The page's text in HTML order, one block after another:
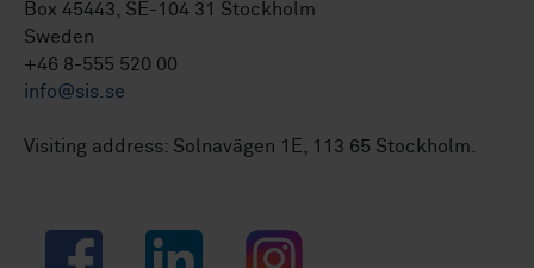
Box 45443, SE-104 31 Stockholm
Sweden
+46 8-555 520 00
info@sis.se
Visiting address: Solnavägen 1E, 113 65 Stockholm.
Facebook LinkedIn Instagram